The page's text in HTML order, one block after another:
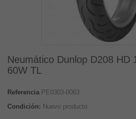
Neumático Dunlop D208 HD
60W TL
Referencia PE0303-0063
Condición: Nuevo producto